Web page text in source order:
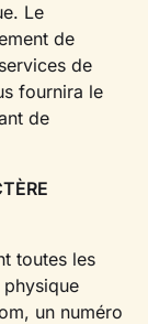
Le
de
de
fournira le
de
toutes les
un numéro